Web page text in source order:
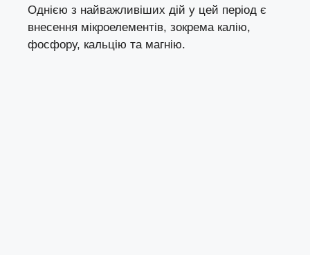
Однією з найважливіших дій у цей період є
внесення мікроелементів, зокрема калію,
фосфору, кальцію та магнію.